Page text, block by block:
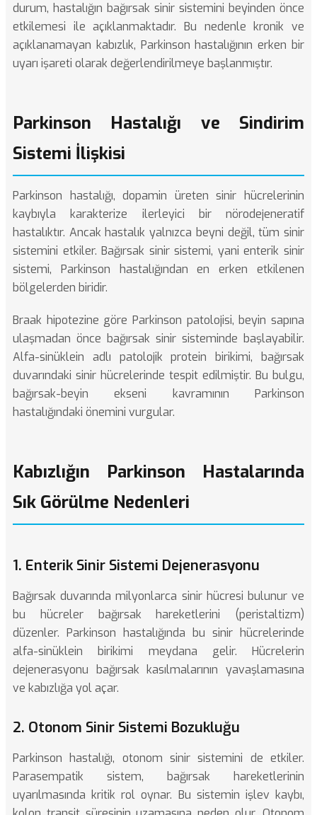
durum, hastalığın bağırsak sinir sistemini beyinden önce
etkilemesi ile açıklanmaktadır. Bu nedenle kronik ve
açıklanamayan kabızlık, Parkinson hastalığının erken bir
uyarı işareti olarak değerlendirilmeye başlanmıştır.
Parkinson Hastalığı ve Sindirim
Sistemi İlişkisi
Parkinson hastalığı, dopamin üreten sinir hücrelerinin
kaybıyla karakterize ilerleyici bir nörodejeneratif
hastalıktır. Ancak hastalık yalnızca beyni değil, tüm sinir
sistemini etkiler. Bağırsak sinir sistemi, yani enterik sinir
sistemi, Parkinson hastalığından en erken etkilenen
bölgelerden biridir.
Braak hipotezine göre Parkinson patolojisi, beyin sapına
ulaşmadan önce bağırsak sinir sisteminde başlayabilir.
Alfa-sinüklein adlı patolojik protein birikimi, bağırsak
duvarındaki sinir hücrelerinde tespit edilmiştir. Bu bulgu,
bağırsak-beyin ekseni kavramının Parkinson
hastalığındaki önemini vurgular.
Kabızlığın Parkinson Hastalarında
Sık Görülme Nedenleri
1. Enterik Sinir Sistemi Dejenerasyonu
Bağırsak duvarında milyonlarca sinir hücresi bulunur ve
bu hücreler bağırsak hareketlerini (peristaltizm)
düzenler. Parkinson hastalığında bu sinir hücrelerinde
alfa-sinüklein birikimi meydana gelir. Hücrelerin
dejenerasyonu bağırsak kasılmalarının yavaşlamasına
ve kabızlığa yol açar.
2. Otonom Sinir Sistemi Bozukluğu
Parkinson hastalığı, otonom sinir sistemini de etkiler.
Parasempatik sistem, bağırsak hareketlerinin
uyarılmasında kritik rol oynar. Bu sistemin işlev kaybı,